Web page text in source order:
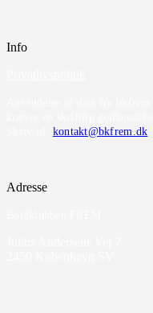
Info
kontakt@bkfrem.dk
Adresse